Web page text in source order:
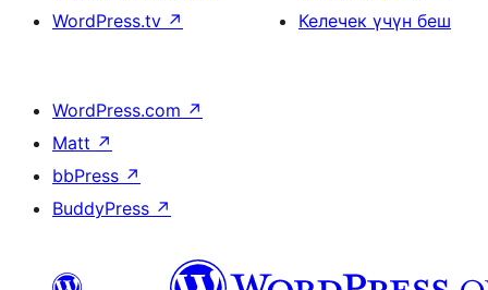
WordPress.tv ↗
Келечек үчүн беш
WordPress.com ↗
Matt ↗
bbPress ↗
BuddyPress ↗